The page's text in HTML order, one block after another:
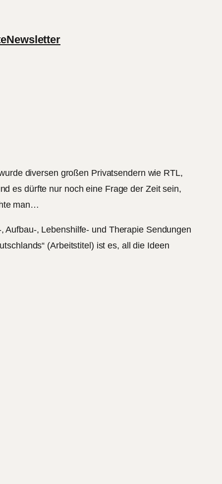
Newsletter
diversen großen Privatsendern wie RTL,
es dürfte nur noch eine Frage der Zeit sein,
man…
, Lebenshilfe- und Therapie Sendungen
(Arbeitstitel) ist es, all die Ideen